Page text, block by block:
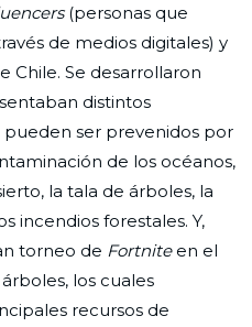
(personas que
de medios digitales) y
Chile. Se desarrollaron
distintos
ser prevenidos por
de los océanos,
la tala de árboles, la
incendios forestales. Y,
torneo de Fortniteen el
los cuales
recursos de